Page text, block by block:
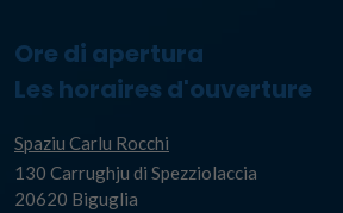
Ore di apertura
Les horaires d'ouverture
Spaziu Carlu Rocchi
130 Carrughju di Spezziolaccia
20620 Biguglia